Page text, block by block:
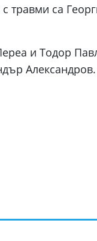
травми са
и Тодор
Александров.